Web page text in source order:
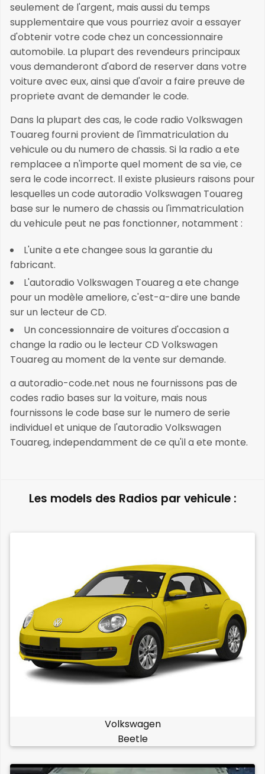
seulement de l'argent, mais aussi du temps
supplementaire que vous pourriez avoir a essayer
d'obtenir votre code chez un concessionnaire
automobile. La plupart des revendeurs principaux
vous demanderont d'abord de reserver dans votre
voiture avec eux, ainsi que d'avoir a faire preuve de
propriete avant de demander le code.
Dans la plupart des cas, le code radio Volkswagen
Touareg fourni provient de l'immatriculation du
vehicule ou du numero de chassis. Si la radio a ete
remplacee a n'importe quel moment de sa vie, ce
sera le code incorrect. Il existe plusieurs raisons pour
lesquelles un code autoradio Volkswagen Touareg
base sur le numero de chassis ou l'immatriculation
du vehicule peut ne pas fonctionner, notamment :
L'unite a ete changee sous la garantie du
fabricant.
L'autoradio Volkswagen Touareg a ete change
pour un modèle ameliore, c'est-a-dire une bande
sur un lecteur de CD.
Un concessionnaire de voitures d'occasion a
change la radio ou le lecteur CD Volkswagen
Touareg au moment de la vente sur demande.
a autoradio-code.net nous ne fournissons pas de
codes radio bases sur la voiture, mais nous
fournissons le code base sur le numero de serie
individuel et unique de l'autoradio Volkswagen
Touareg, independamment de ce qu'il a ete monte.
Les models des Radios par vehicule :
Volkswagen
Beetle